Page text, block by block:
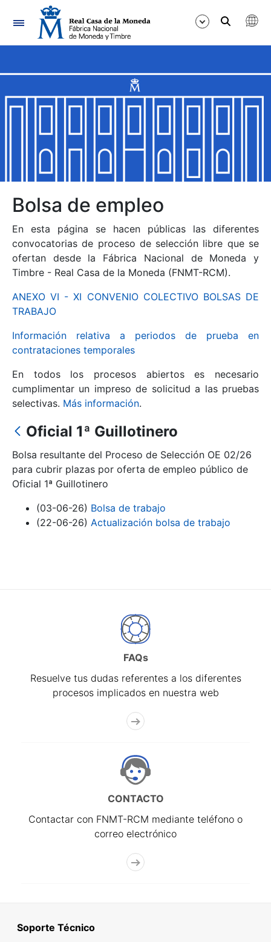
Navegación
Mostrar/Ocultar
Mostrar/Ocultar
Mostrar/Ocultar
Mostrar/Ocultar
Mostrar/Ocultar
Mostrar/Ocultar
Mostrar/Ocultar
Bolsa de empleo
En esta página se hacen públicas las diferentes
convocatorias de proceso de selección libre que se
ofertan desde la Fábrica Nacional de Moneda y
Timbre - Real Casa de la Moneda (FNMT-RCM).
ANEXO VI - XI CONVENIO COLECTIVO BOLSAS DE
TRABAJO
Información relativa a periodos de prueba en
contrataciones temporales
En todos los procesos abiertos es necesario
cumplimentar un impreso de solicitud a las pruebas
selectivas. Más información.
Oficial 1ª Guillotinero
Bolsa resultante del Proceso de Selección OE 02/26
para cubrir plazas por oferta de empleo público de
Oficial 1ª Guillotinero
(03-06-26) Bolsa de trabajo
(22-06-26) Actualización bolsa de trabajo
FAQs
Resuelve tus dudas referentes a los diferentes
procesos implicados en nuestra web
CONTACTO
Contactar con FNMT-RCM mediante teléfono o
correo electrónico
Soporte Técnico